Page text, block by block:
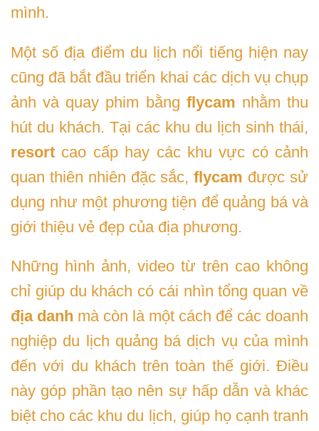
mình.
Một số địa điểm du lịch nổi tiếng hiện nay
cũng đã bắt đầu triển khai các dịch vụ chụp
ảnh và quay phim bằng flycam nhằm thu
hút du khách. Tại các khu du lịch sinh thái,
resort cao cấp hay các khu vực có cảnh
quan thiên nhiên đặc sắc,flycam được sử
dụng như một phương tiện để quảng bá và
giới thiệu vẻ đẹp của địa phương.
Những hình ảnh, video từ trên cao không
chỉ giúp du khách có cái nhìn tổng quan về
địa danh mà còn là một cách để các doanh
nghiệp du lịch quảng bá dịch vụ của mình
đến với du khách trên toàn thế giới. Điều
này góp phần tạo nên sự hấp dẫn và khác
biệt cho các khu du lịch, giúp họ cạnh tranh